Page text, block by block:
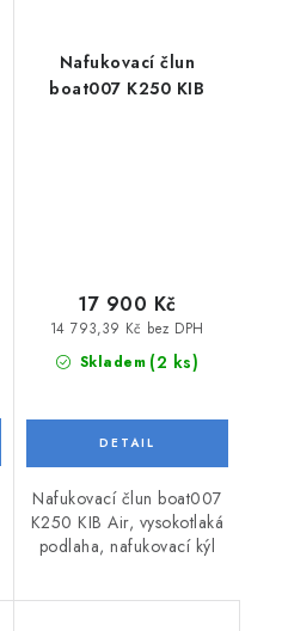
Nafukovací člun
boat007 K250 KIB
Skladem (2 ks)
14 793,39 Kč bez DPH
17 900 Kč
Nafukovací člun boat007
K250 KIB Air, vysokotlaká
podlaha, nafukovací kýl